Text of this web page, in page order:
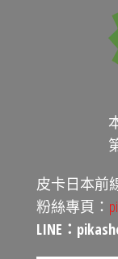
皮卡日本前
粉絲專頁：
LINE：